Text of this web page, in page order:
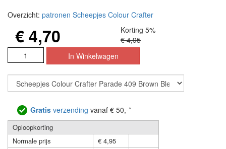
Overzicht: patronen Scheepjes Colour Crafter
€ 4,70
Korting 5%
€ 4,95
Gratis verzending vanaf € 50,-*
Oploopkorting
Normale prijs
€ 4,95